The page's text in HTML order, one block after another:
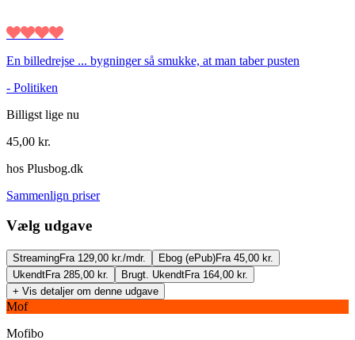
En billedrejse ... bygninger så smukke, at man taber pusten
- Politiken
Billigst lige nu
45,00 kr.
hos Plusbog.dk
Sammenlign priser
Vælg udgave
StreamingFra 129,00 kr./mdr. Ebog (ePub)Fra 45,00 kr.
UkendtFra 285,00 kr. Brugt. UkendtFra 164,00 kr.
+ Vis detaljer om denne udgave
Mof
Mofibo